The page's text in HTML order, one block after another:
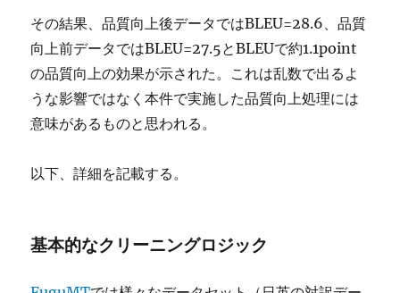
その結果、品質向上後データではBLEU=28.6、品質
向上前データではBLEU=27.5とBLEUで約1.1point
の品質向上の効果が示された。これは乱数で出るよ
うな影響ではなく本件で実施した品質向上処理には
意味があるものと思われる。
以下、詳細を記載する。
基本的なクリーニングロジック